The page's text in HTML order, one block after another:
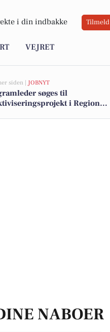
i din indbakke Tilmeld
VEJRET
siden | JOBNYT
søges til
i Region
NABOER